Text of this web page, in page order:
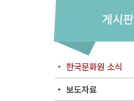
게시판
・ 한국문화원 소식
・ 보도자료